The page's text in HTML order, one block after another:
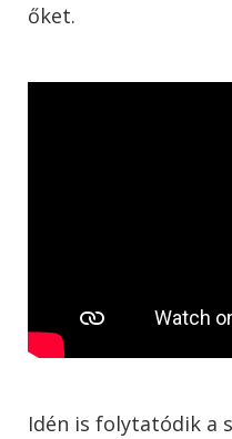
őket.
Idén is folytatódik a